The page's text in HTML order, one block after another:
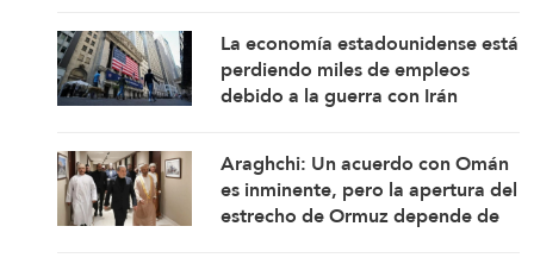
La economía estadounidense está
perdiendo miles de empleos
debido a la guerra con Irán
Araghchi: Un acuerdo con Omán
es inminente, pero la apertura del
estrecho de Ormuz depende de